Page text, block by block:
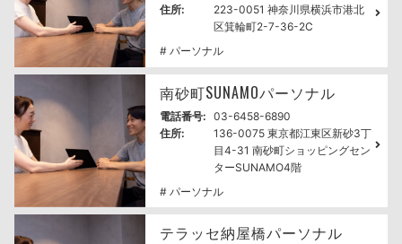
住所:
223-0051 神奈川県横浜市港北
区箕輪町2-7-36-2C
# パーソナル
南砂町SUNAMOパーソナル
電話番号: 03-6458-6890
住所:
136-0075 東京都江東区新砂3丁
目4-31 南砂町ショッピングセン
ターSUNAMO4階
# パーソナル
テラッセ納屋橋パーソナル